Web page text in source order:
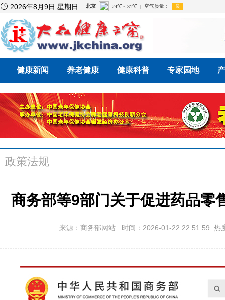
 2026年8月9日 星期日
健康新闻 养老健康 健康科普 专家园地
政策法规
商务部等9部门关于促进药品零
来源：商务部网站 时间：2026-01-22 22:51:59 热